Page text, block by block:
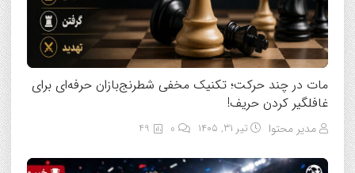
مات در چند حرکت؛ تکنیک مخفی شطرنج‌بازان حرفه‌ای برای
غافلگیر کردن حریف!
مدیر محتوا تیر ۳۱, ۱۴۰۵ 49